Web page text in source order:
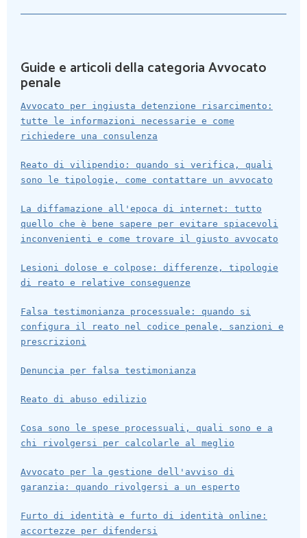
Guide e articoli della categoria Avvocato
penale
Avvocato per ingiusta detenzione risarcimento:
tutte le informazioni necessarie e come
richiedere una consulenza
Reato di vilipendio: quando si verifica, quali
sono le tipologie, come contattare un avvocato
La diffamazione all'epoca di internet: tutto
quello che è bene sapere per evitare spiacevoli
inconvenienti e come trovare il giusto avvocato
Lesioni dolose e colpose: differenze, tipologie
di reato e relative conseguenze
Falsa testimonianza processuale: quando si
configura il reato nel codice penale, sanzioni e
prescrizioni
Denuncia per falsa testimonianza
Reato di abuso edilizio
Cosa sono le spese processuali, quali sono e a
chi rivolgersi per calcolarle al meglio
Avvocato per la gestione dell'avviso di
garanzia: quando rivolgersi a un esperto
Furto di identità e furto di identità online:
accortezze per difendersi